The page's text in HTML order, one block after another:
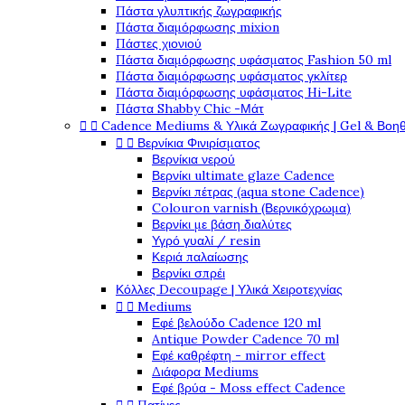
Πάστα γλυπτικής ζωγραφικής
Πάστα διαμόρφωσης mixion
Πάστες χιονιού
Πάστα διαμόρφωσης υφάσματος Fashion 50 ml
Πάστα διαμόρφωσης υφάσματος γκλίτερ
Πάστα διαμόρφωσης υφάσματος Hi-Lite
Πάστα Shabby Chic -Μάτ
  Cadence Mediums & Υλικά Ζωγραφικής | Gel &
  Βερνίκια Φινιρίσματος
Βερνίκια νερού
Βερνίκι ultimate glaze Cadence
Βερνίκι πέτρας (aqua stone Cadence)
Colouron varnish (Βερνικόχρωμα)
Βερνίκι με βάση διαλύτες
Υγρό γυαλί / resin
Κεριά παλαίωσης
Βερνίκι σπρέι
Κόλλες Decoupage | Υλικά Χειροτεχνίας
  Mediums
Εφέ βελούδο Cadence 120 ml
Antique Powder Cadence 70 ml
Εφέ καθρέφτη - mirror effect
Διάφορα Mediums
Εφέ βρύα - Moss effect Cadence